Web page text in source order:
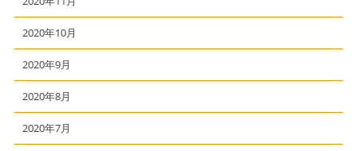
2020年10月
2020年9月
2020年8月
2020年7月